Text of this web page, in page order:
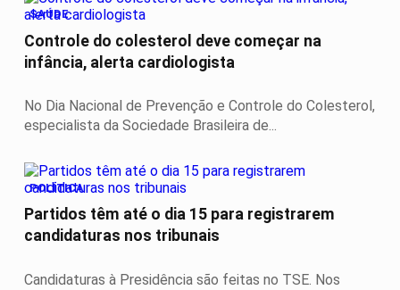
SAÚDE
Controle do colesterol deve começar na
infância, alerta cardiologista
No Dia Nacional de Prevenção e Controle do Colesterol,
especialista da Sociedade Brasileira de...
POLÍTICA
Partidos têm até o dia 15 para registrarem
candidaturas nos tribunais
Candidaturas à Presidência são feitas no TSE. Nos